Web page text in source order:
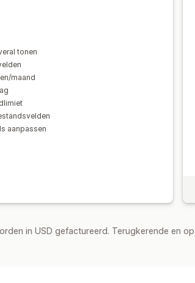
tonen
maand
aanpassen
in USD gefactureerd. Terugkerende en